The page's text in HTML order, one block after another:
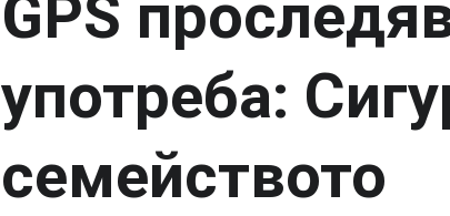
GPS
употреба:
семейството